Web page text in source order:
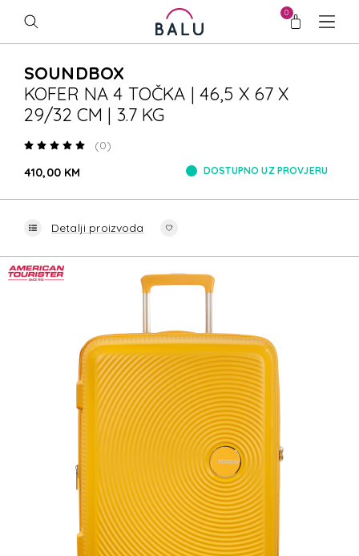
0
SOUNDBOX
KOFER NA 4 TOČKA | 46,5 X 67 X
29/32 CM | 3.7 KG
(0)
410,00 KM
DOSTUPNO UZ PROVJERU
Detalji proizvoda